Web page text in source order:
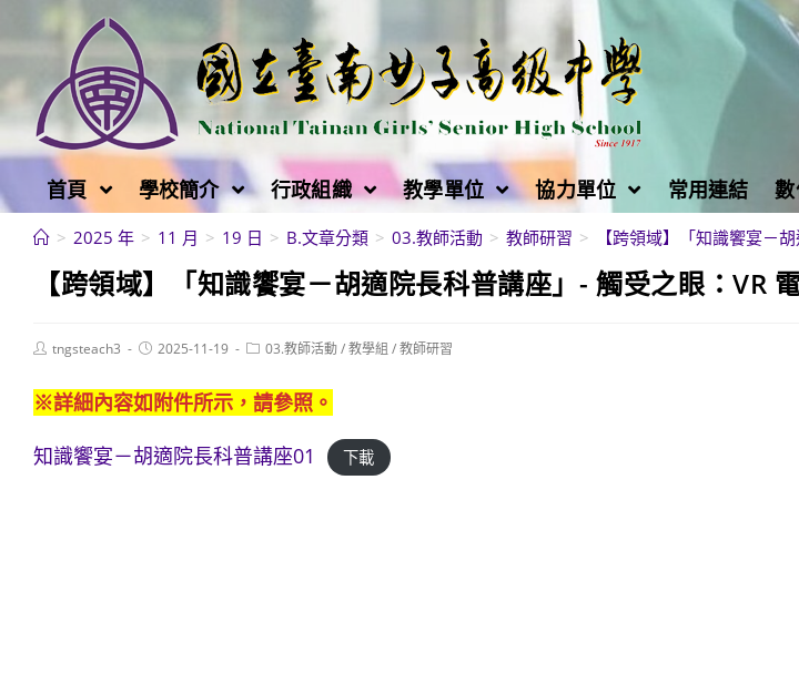
轉
至
容
首頁 學校簡介 行政組織 教學單位 協力單位 常用連結
> 2025 年 > 11 月 > 19 日 > B.文章分類 > 03.教師活動 > 教師研習 > 【跨領域】「知識饗宴－
【跨領域】「知識饗宴－胡適院長科普講座」- 觸受之眼：VR
Posttngsteach3
Post2025-11-19
Post03.教師活動/教學組 /教師研習
※詳細內容如附件所示，請參照。
知識饗宴－胡適院長科普講座01
下載